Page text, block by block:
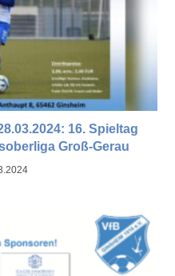
16. Spieltag
Groß-Gerau